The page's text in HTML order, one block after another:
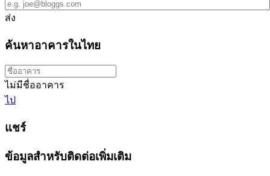
ส่ง
ค้นหาอาคารในไทย
ไม่มีชื่ออาคาร
ไป
แชร์
ข้อมูลสำหรับติดต่อเพิ่มเติม